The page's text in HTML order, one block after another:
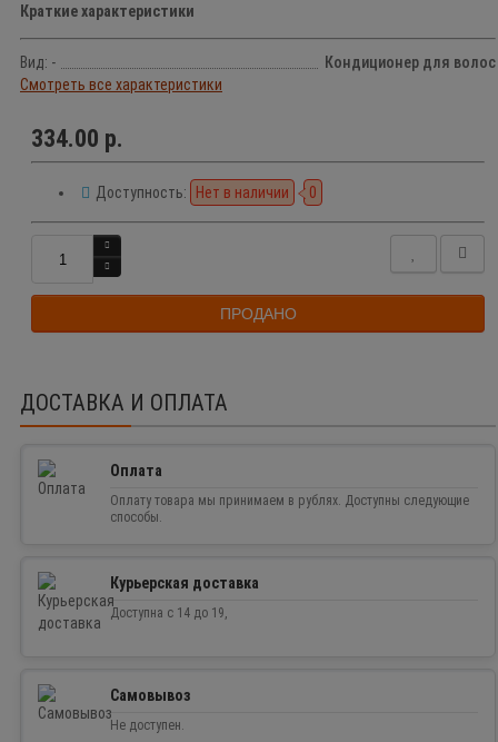
Краткие характеристики
Вид: -
Кондиционер для волос
Смотреть все характеристики
334.00 р.
Доступность: Нет в наличии 0
ПРОДАНО
ДОСТАВКА И ОПЛАТА
Оплата
Оплату товара мы принимаем в рублях. Доступны следующие
способы.
Курьерская доставка
Доступна с 14 до 19,
Самовывоз
Не доступен.